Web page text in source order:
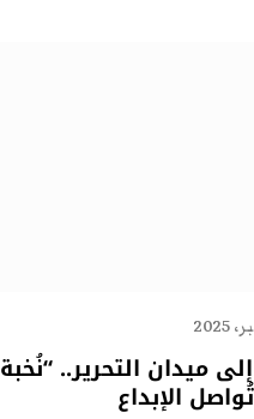
ميدان التحرير.. “نُخبة
الإبداع